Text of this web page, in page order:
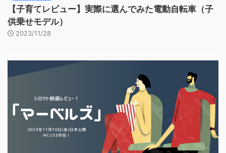
【子育てレビュー】実際に選んでみた電動自転車（子
供乗せモデル）
2023/11/28